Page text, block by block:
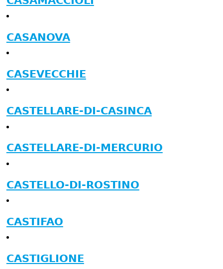
CASANOVA
CASEVECCHIE
CASTELLARE-DI-CASINCA
CASTELLARE-DI-MERCURIO
CASTELLO-DI-ROSTINO
CASTIFAO
CASTIGLIONE